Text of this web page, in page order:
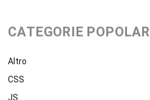
CATEGORIE POPOLARI
Altro
CSS
JS